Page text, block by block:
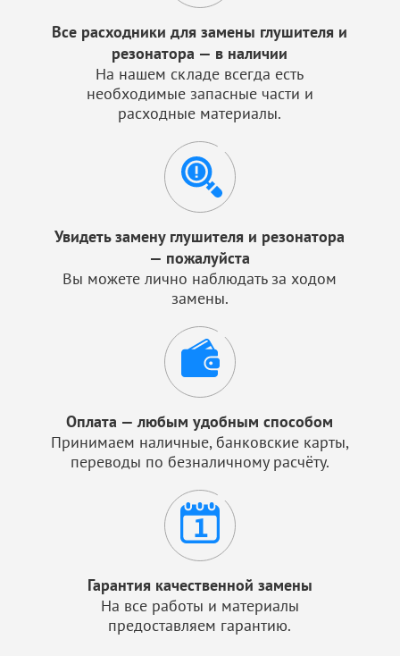
Все расходники для замены глушителя и
резонатора — в наличии
На нашем складе всегда есть
необходимые запасные части и
расходные материалы.
Увидеть замену глушителя и резонатора
— пожалуйста
Вы можете лично наблюдать за ходом
замены.
Оплата — любым удобным способом
Принимаем наличные, банковские карты,
переводы по безналичному расчёту.
Гарантия качественной замены
На все работы и материалы
предоставляем гарантию.